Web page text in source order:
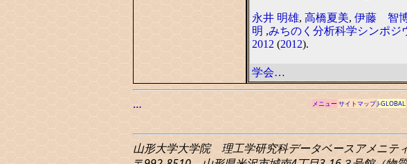
永井 明雄, 高橋夏美, 伊藤 智
明 ,みちのく分析科学シンポジ
2012 (2012).
学会…
… メニューサイトマップJ-GLOBAL
山形大学大学院 理工学研究科データベースアメニテ